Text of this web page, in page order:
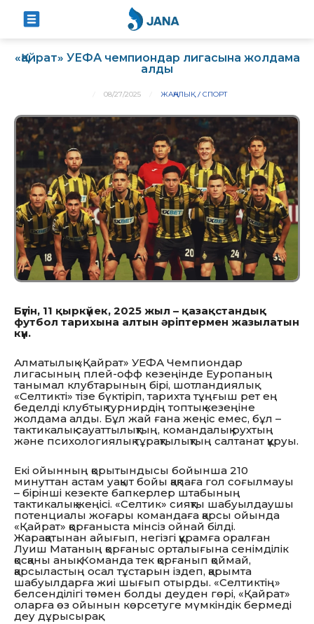
«Қайрат» УЕФА чемпиондар лигасына жолдама
алды
08/27/2025 ЖАҢАЛЫҚ СПОРТ
Бүгін, 11 қыркүйек, 2025 жыл – қазақстандық
футбол тарихына алтын әріптермен жазылатын
күн.
Алматылық «Қайрат» УЕФА Чемпиондар
лигасының плей-офф кезеңінде Еуропаның
танымал клубтарының бірі, шотландиялық
«Селтикті» тізе бүктіріп, тарихта тұңғыш рет ең
беделді клубтық турнирдің топтық кезеңіне
жолдама алды. Бұл жай ғана жеңіс емес, бұл –
тактикалық сауаттылықтың, командалық рухтың
және психологиялық тұрақтылықтың салтанат құруы.
Екі ойынның қорытындысы бойынша 210
минуттан астам уақыт бойы қақпаға гол соғылмауы
– бірінші кезекте бапкерлер штабының
тактикалық жеңісі. «Селтик» сияқты шабуылдаушы
потенциалы жоғары командаға қарсы ойында
«Қайрат» қорғаныста мінсіз ойнай білді.
Жарақатынан айығып, негізгі құрамға оралған
Луиш Матаның қорғаныс орталығына сенімділік
қосқаны анық. Команда тек қорғанып қоймай,
қарсыластың осал тұстарын іздеп, қарымта
шабуылдарға жиі шығып отырды. «Селтиктің»
белсенділігі төмен болды деуден гөрі, «Қайрат»
оларға өз ойынын көрсетуге мүмкіндік бермеді
деу дұрысырақ.